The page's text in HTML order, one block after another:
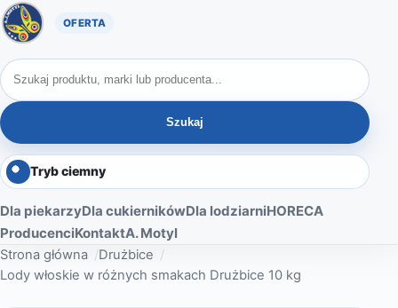
Oferta A. Motyl
Szukaj produktów
Szukaj
Tryb ciemny
Dla piekarzyDla cukiernikówDla lodziarniHORECA
ProducenciKontaktA. Motyl
Strona główna
Drużbice
Lody włoskie w różnych smakach Drużbice 10 kg